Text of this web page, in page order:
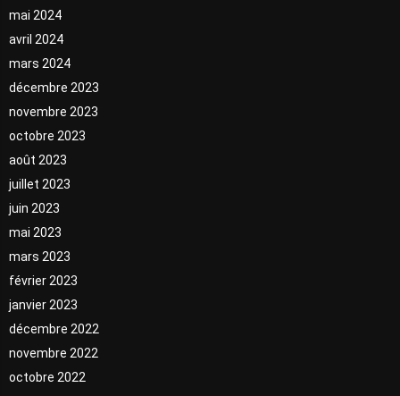
mai 2024
avril 2024
mars 2024
décembre 2023
novembre 2023
octobre 2023
août 2023
juillet 2023
juin 2023
mai 2023
mars 2023
février 2023
janvier 2023
décembre 2022
novembre 2022
octobre 2022